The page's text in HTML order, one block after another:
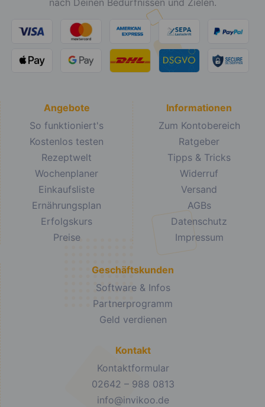
nach Deinen Bedürfnissen und Zielen.
Angebote
So funktioniert's
Kostenlos testen
Rezeptwelt
Wochenplaner
Einkaufsliste
Ernährungsplan
Erfolgskurs
Preise
Informationen
Zum Kontobereich
Ratgeber
Tipps & Tricks
Widerruf
Versand
AGBs
Datenschutz
Impressum
Geschäftskunden
Software & Infos
Partnerprogramm
Geld verdienen
Kontakt
Kontaktformular
02642 – 988 0813
info@invikoo.de